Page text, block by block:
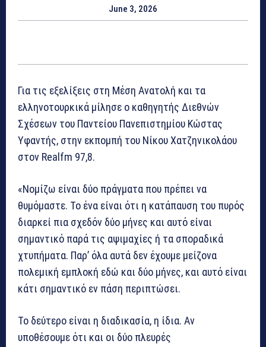
June 3, 2026
Για τις εξελίξεις στη Μέση Ανατολή και τα
ελληνοτουρκικά μίλησε ο καθηγητής Διεθνών
Σχέσεων του Παντείου Πανεπιστημίου Κώστας
Υφαντής, στην εκπομπή του Νίκου Χατζηνικολάου
στον Realfm 97,8.
«Νομίζω είναι δύο πράγματα που πρέπει να
θυμόμαστε. Το ένα είναι ότι η κατάπαυση του πυρός
διαρκεί πια σχεδόν δύο μήνες και αυτό είναι
σημαντικό παρά τις αψιμαχίες ή τα σποραδικά
χτυπήματα. Παρ’ όλα αυτά δεν έχουμε μείζονα
πολεμική εμπλοκή εδώ και δύο μήνες, και αυτό είναι
κάτι σημαντικό εν πάση περιπτώσει.
Το δεύτερο είναι η διαδικασία, η ίδια. Αν
υποθέσουμε ότι και οι δύο πλευρές